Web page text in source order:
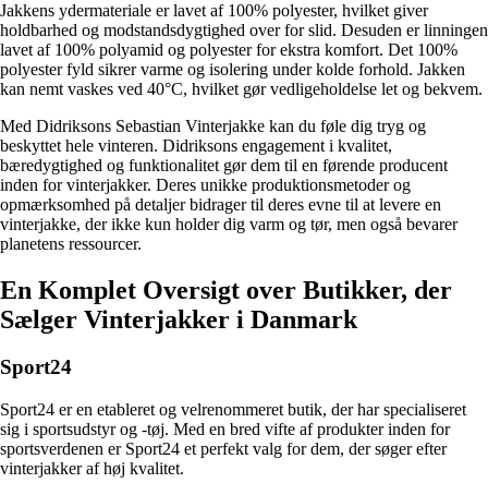
Jakkens ydermateriale er lavet af 100% polyester, hvilket giver
holdbarhed og modstandsdygtighed over for slid. Desuden er linningen
lavet af 100% polyamid og polyester for ekstra komfort. Det 100%
polyester fyld sikrer varme og isolering under kolde forhold. Jakken
kan nemt vaskes ved 40°C, hvilket gør vedligeholdelse let og bekvem.
Med Didriksons Sebastian Vinterjakke kan du føle dig tryg og
beskyttet hele vinteren. Didriksons engagement i kvalitet,
bæredygtighed og funktionalitet gør dem til en førende producent
inden for vinterjakker. Deres unikke produktionsmetoder og
opmærksomhed på detaljer bidrager til deres evne til at levere en
vinterjakke, der ikke kun holder dig varm og tør, men også bevarer
planetens ressourcer.
En Komplet Oversigt over Butikker, der
Sælger Vinterjakker i Danmark
Sport24
Sport24 er en etableret og velrenommeret butik, der har specialiseret
sig i sportsudstyr og -tøj. Med en bred vifte af produkter inden for
sportsverdenen er Sport24 et perfekt valg for dem, der søger efter
vinterjakker af høj kvalitet.